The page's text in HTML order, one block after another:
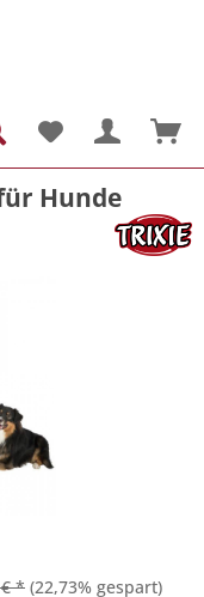
Hunde
* (22,73% gespart)